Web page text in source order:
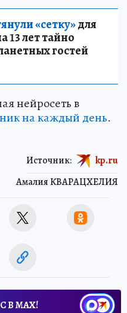
«сетку»для
13 лет тайно
гостей
нейросеть в
на каждый день.
Амалия КВАРАЦХЕЛИЯ
Источник: kp.ru
В МАХ!